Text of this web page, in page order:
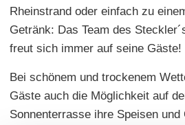
Rheinstrand oder einfach zu
Getränk: Das Team des
freut sich immer auf seine Gäste!
Bei schönem und trockenem
Gäste auch die Möglichkeit auf
Sonnenterrasse ihre Speisen und